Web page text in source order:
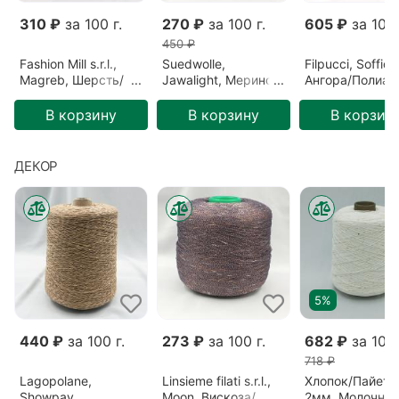
310 ₽ за 100 г.
Fashion Mill s.r.l.,
Magreb, Шерсть/
Розовый/Ягода
(26640)
В корзину
270 ₽ за 100 г.
450 ₽
Suedwolle,
Jawalight, Меринос,
(S6F72809)
В корзину
605 ₽ за 100
Filpucci, Soffio,
Ангора/
(213)В
ДЕКОР
440 ₽ за 100 г.
Lagopolane,
273 ₽ за 100 г.
Linsieme filati s.r.l.,
5%
682 ₽ за 100
718 ₽
Хлопок/